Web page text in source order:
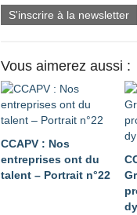
S'inscrire à la newsletter
Vous aimerez aussi :
CCAPV : Nos
entreprises ont du
talent – Portrait n°22